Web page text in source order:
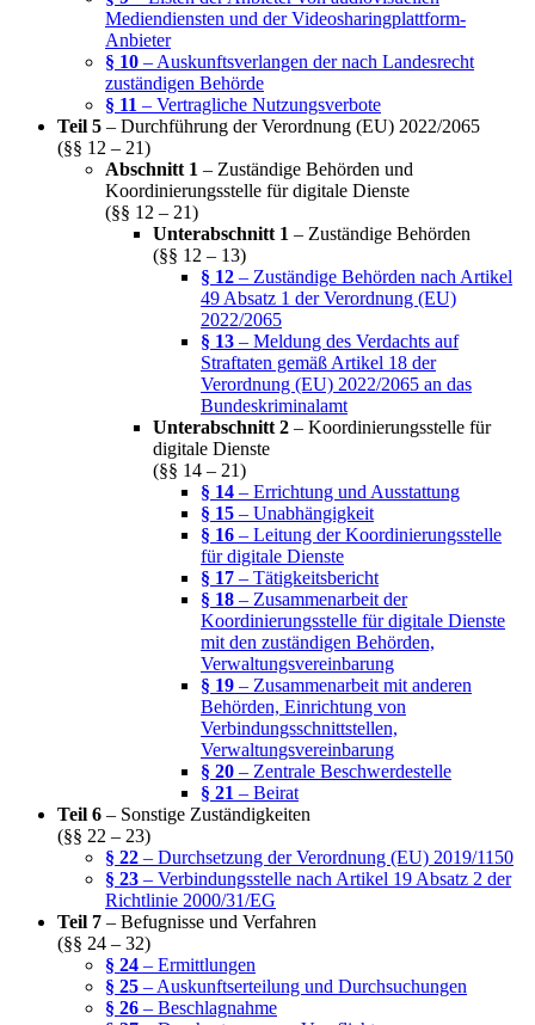
Mediendiensten und der Videosharingplattform-
Anbieter
§ 10 – Auskunftsverlangen der nach Landesrecht
zuständigen Behörde
§ 11 – Vertragliche Nutzungsverbote
Teil 5 – Durchführung der Verordnung (EU) 2022/2065
(§§ 12 – 21)
Abschnitt 1 – Zuständige Behörden und
Koordinierungsstelle für digitale Dienste
(§§ 12 – 21)
Unterabschnitt 1 – Zuständige Behörden
(§§ 12 – 13)
§ 12 – Zuständige Behörden nach Artikel
49 Absatz 1 der Verordnung (EU)
2022/2065
§ 13 – Meldung des Verdachts auf
Straftaten gemäß Artikel 18 der
Verordnung (EU) 2022/2065 an das
Bundeskriminalamt
Unterabschnitt 2 – Koordinierungsstelle für
digitale Dienste
(§§ 14 – 21)
§ 14 – Errichtung und Ausstattung
§ 15 – Unabhängigkeit
§ 16 – Leitung der Koordinierungsstelle
für digitale Dienste
§ 17 – Tätigkeitsbericht
§ 18 – Zusammenarbeit der
Koordinierungsstelle für digitale Dienste
mit den zuständigen Behörden,
Verwaltungsvereinbarung
§ 19 – Zusammenarbeit mit anderen
Behörden, Einrichtung von
Verbindungsschnittstellen,
Verwaltungsvereinbarung
§ 20 – Zentrale Beschwerdestelle
§ 21 – Beirat
Teil 6 – Sonstige Zuständigkeiten
(§§ 22 – 23)
§ 22 – Durchsetzung der Verordnung (EU) 2019/1150
§ 23 – Verbindungsstelle nach Artikel 19 Absatz 2 der
Richtlinie 2000/31/EG
Teil 7 – Befugnisse und Verfahren
(§§ 24 – 32)
§ 24 – Ermittlungen
§ 25 – Auskunftserteilung und Durchsuchungen
§ 26 – Beschlagnahme